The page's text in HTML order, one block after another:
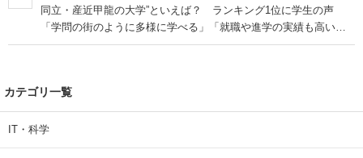
同立・産近甲龍の大学”といえば？ ランキング1位に学生の声
「学問の街のように多様に学べる」「就職や進学の実績も高い」
| 大学 ねとらぼリサーチ
カテゴリ一覧
IT・科学